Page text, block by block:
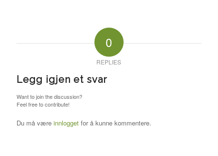
0
REPLIES
Legg igjen et svar
Want to join the discussion?
Feel free to contribute!
Du må være innloggetfor å kunne kommentere.